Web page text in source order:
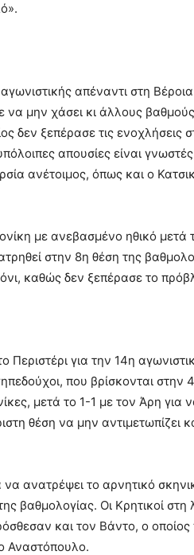
απέναντι στη
να μην χάσει κι άλλους
δεν ξεπέρασε τις ενοχλήσεις
απουσίες είναι γνωστές
ανέτοιμος, όπως και ο
με ανεβασμένο ηθικό μετά
στην 8η θέση της
καθώς δεν ξεπέρασε το
για την 14η
που βρίσκονται
μετά το 1-1 με τον Άρη
θέση να μην
ανατρέψει το αρνητικό
βαθμολογίας. Οι Κρητικοί
και τον Βάντο, ο
Αναστόπουλο.